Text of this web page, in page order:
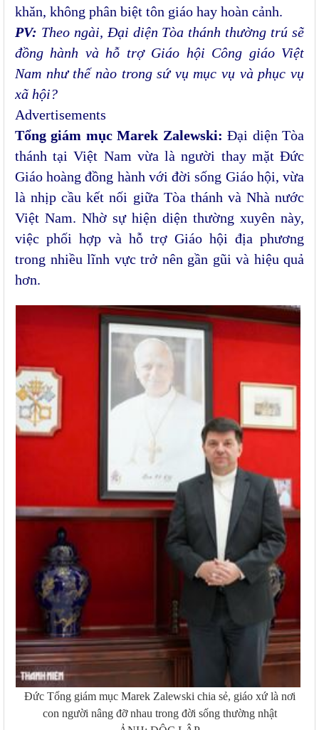
khăn, không phân biệt tôn giáo hay hoàn cảnh.
PV: Theo ngài, Đại diện Tòa thánh thường trú sẽ
đồng hành và hỗ trợ Giáo hội Công giáo Việt
Nam như thế nào trong sứ vụ mục vụ và phục vụ
xã hội?
Advertisements
Tổng giám mục Marek Zalewski: Đại diện Tòa
thánh tại Việt Nam vừa là người thay mặt Đức
Giáo hoàng đồng hành với đời sống Giáo hội, vừa
là nhịp cầu kết nối giữa Tòa thánh và Nhà nước
Việt Nam. Nhờ sự hiện diện thường xuyên này,
việc phối hợp và hỗ trợ Giáo hội địa phương
trong nhiều lĩnh vực trở nên gần gũi và hiệu quả
hơn.
Đức Tổng giám mục Marek Zalewski chia sẻ, giáo xứ là nơi
con người nâng đỡ nhau trong đời sống thường nhật